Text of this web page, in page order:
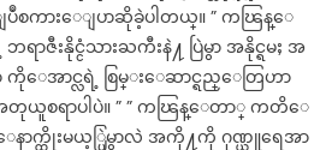
ပဳစကားေျပာဆိုခဲ့ပါတယ္။ ” ကၽြန္ေ
းနိုင္ငံသားႀကီးနဲ႔ ပြဲမွာ အနိုင္ရမႈ အ
ကိုေအာင္လရဲ့ စြမ္းေဆာင္ရည္ေတြဟာ
ယူစရာပါပဲ။ ” ” ကၽြန္ေတာ္ ကတိေ
ာက္ထိုးမယ့္ပြဲမွာလဲ အကို႔ကို ဂုဏ္ယူရေအာ